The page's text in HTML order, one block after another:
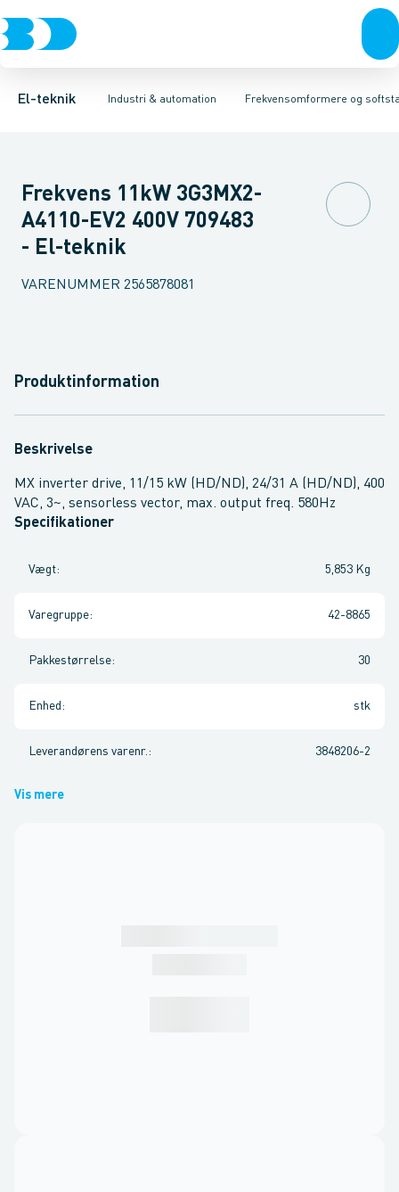
El-teknik Industri & automation
Afbrydere, stikkontakter & lampeudtagForgreningsmateriel
Frekvensomformere og
Industristiksystemer Frekvensomformere og softstartere
Frekvensomformer =˂1 kVFilter for lavspændingSoft Starter
Frekvens 11kW 3G3MX2-
A4110-EV2 400V 709483
- El-teknik
VARENUMMER 2565878081
Produktinformation
Beskrivelse
MX inverter drive, 11/15 kW (HD/ND), 24/31 A (HD/ND), 400
VAC, 3~, sensorless vector, max. output freq. 580Hz
Specifikationer
Vægt: 5,853 Kg
Varegruppe: 42-8865
Pakkestørrelse: 30
Enhed : stk
Leverandørens varenr. : 3848206-2
Vis mere